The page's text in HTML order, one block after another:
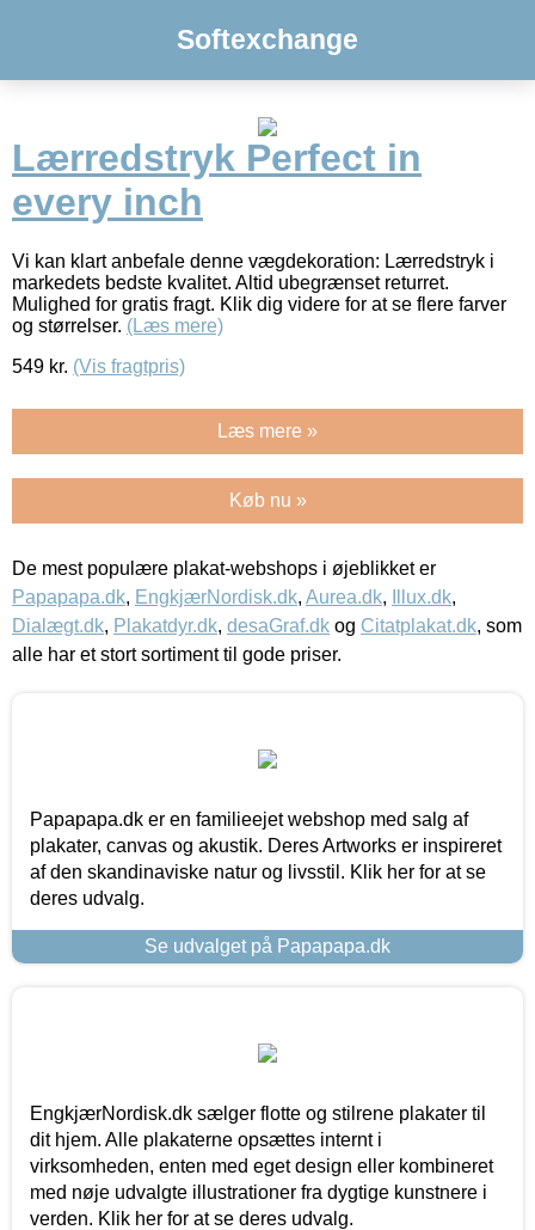
Softexchange
Lærredstryk Perfect in
every inch
Vi kan klart anbefale denne vægdekoration: Lærredstryk i
markedets bedste kvalitet. Altid ubegrænset returret.
Mulighed for gratis fragt. Klik dig videre for at se flere farver
og størrelser. (Læs mere)
549 kr. (Vis fragtpris)
Læs mere »
Køb nu »
De mest populære plakat-webshops i øjeblikket er
Papapapa.dk, EngkjærNordisk.dk, Aurea.dk, Illux.dk,
Dialægt.dk, Plakatdyr.dk, desaGraf.dk og Citatplakat.dk, som
alle har et stort sortiment til gode priser.
Papapapa.dk er en familieejet webshop med salg af
plakater, canvas og akustik. Deres Artworks er inspireret
af den skandinaviske natur og livsstil. Klik her for at se
deres udvalg.
Se udvalget på Papapapa.dk
EngkjærNordisk.dk sælger flotte og stilrene plakater til
dit hjem. Alle plakaterne opsættes internt i
virksomheden, enten med eget design eller kombineret
med nøje udvalgte illustrationer fra dygtige kunstnere i
verden. Klik her for at se deres udvalg.